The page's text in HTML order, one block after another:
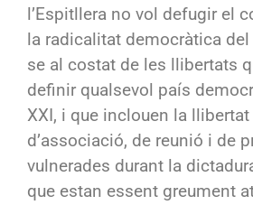
l’Espitllera no vol defugir el
la radicalitat democràtica
se al costat de les llibertats
definir qualsevol país
XXI, i que inclouen la llibertat
d’associació, de reunió i de
vulnerades durant la
que estan essent greument